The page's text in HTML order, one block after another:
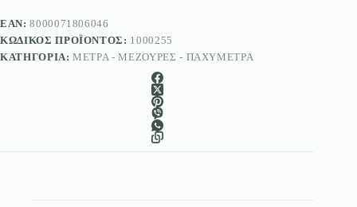
EAN:8000071806046
ΚΩΔΙΚΌΣ ΠΡΟΪΌΝΤΟΣ: 1000255
ΚΑΤΗΓΟΡΊΑ:ΜΈΤΡΑ - ΜΕΖΟΎΡΕΣ - ΠΑΧΎΜΕΤΡΑ